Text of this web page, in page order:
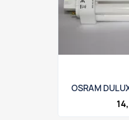
OSRAM